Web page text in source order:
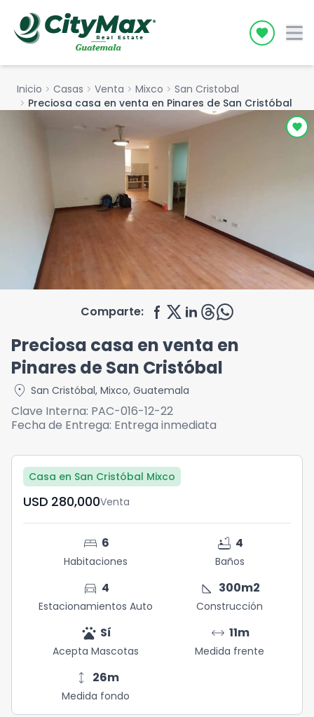
Icon
Inicio chevron_right Casas chevron_right Venta chevron_right Mixco chevron_right San Cristobal
chevron_right Preciosa casa en venta en Pinares de San Cristóbal
Comparte:
Preciosa casa en venta en
Pinares de San Cristóbal
location_on San Cristóbal, Mixco, Guatemala
Clave Interna: PAC-016-12-22
Fecha de Entrega: Entrega inmediata
Casa en San Cristóbal Mixco
USD	280,000Venta
bed 6
Habitaciones
bathtub 4
Baños
directions_car 4
Estacionamientos Auto
square_foot 300m2
Construcción
pets Sí
Acepta Mascotas
arrow_range 11m
Medida frente
height 26m
Medida fondo